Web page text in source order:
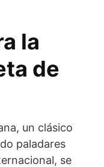
la
de
un clásico
paladares
se